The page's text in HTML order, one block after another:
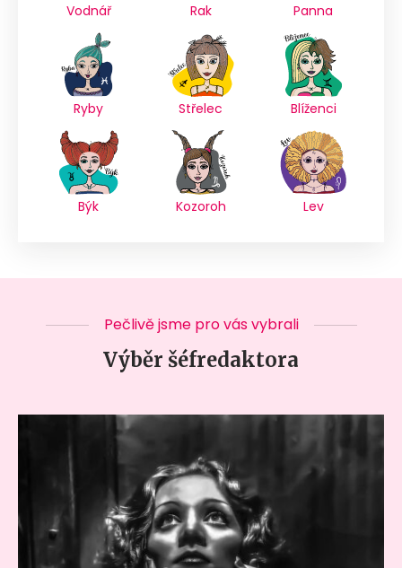
Vodnář Rak Panna
Ryby Střelec Blíženci
Býk Kozoroh Lev
Pečlivě jsme pro vás vybrali
Výběr šéfredaktora